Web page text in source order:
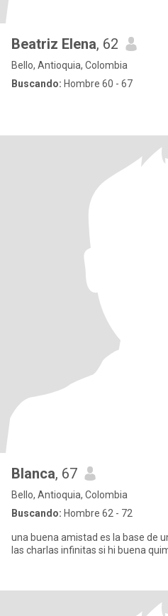
Beatriz Elena, 62
Bello, Antioquia, Colombia
Buscando: Hombre 60 - 67
Blanca, 67
Bello, Antioquia, Colombia
Buscando: Hombre 62 - 72
una buena amistad es la base de
las charlas infinitas si hi buena